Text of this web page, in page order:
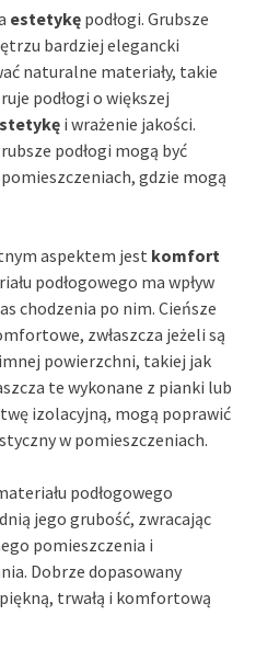
estetykę podłogi. Grubsze
bardziej elegancki
naturalne materiały, takie
podłogi o większej
i wrażenie jakości.
podłogi mogą być
gdzie mogą
aspektem jest komfort
podłogowego ma wpływ
chodzenia po nim. Cieńsze
zwłaszcza jeżeli są
powierzchni, takiej jak
te wykonane z pianki lub
izolacyjną, mogą poprawić
w pomieszczeniach.
podłogowego
jego grubość, zwracając
pomieszczenia i
Dobrze dopasowany
trwałą i komfortową